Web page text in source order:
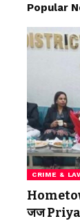
Popular
CRIME &
जज Priya